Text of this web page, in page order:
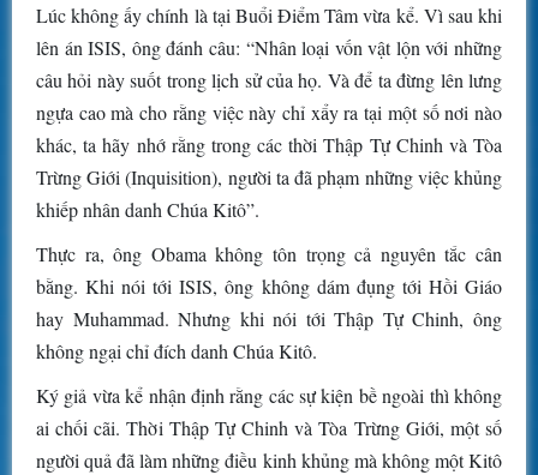
Lúc không ấy chính là tại Buổi Điểm Tâm vừa kể. Vì sau khi
lên án ISIS, ông đánh câu: “Nhân loại vốn vật lộn với những
câu hỏi này suốt trong lịch sử của họ. Và để ta đừng lên lưng
ngựa cao mà cho rằng việc này chỉ xẩy ra tại một số nơi nào
khác, ta hãy nhớ rằng trong các thời Thập Tự Chinh và Tòa
Trừng Giới (Inquisition), người ta đã phạm những việc khủng
khiếp nhân danh Chúa Kitô”.
Thực ra, ông Obama không tôn trọng cả nguyên tắc cân
bằng. Khi nói tới ISIS, ông không dám đụng tới Hồi Giáo
hay Muhammad. Nhưng khi nói tới Thập Tự Chinh, ông
không ngại chỉ đích danh Chúa Kitô.
Ký giả vừa kể nhận định rằng các sự kiện bề ngoài thì không
ai chối cãi. Thời Thập Tự Chinh và Tòa Trừng Giới, một số
người quả đã làm những điều kinh khủng mà không một Kitô